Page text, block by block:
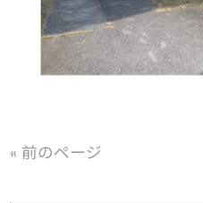
« 前のページ